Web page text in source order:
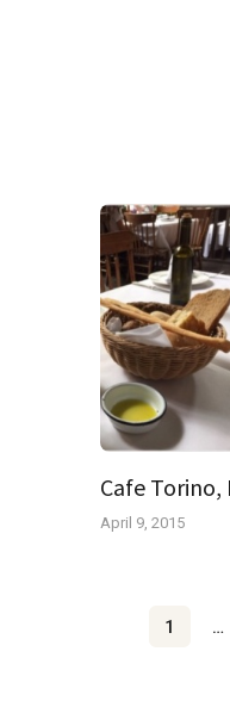
Cafe Torino,
April 9, 2015
navigation
Page
1 …